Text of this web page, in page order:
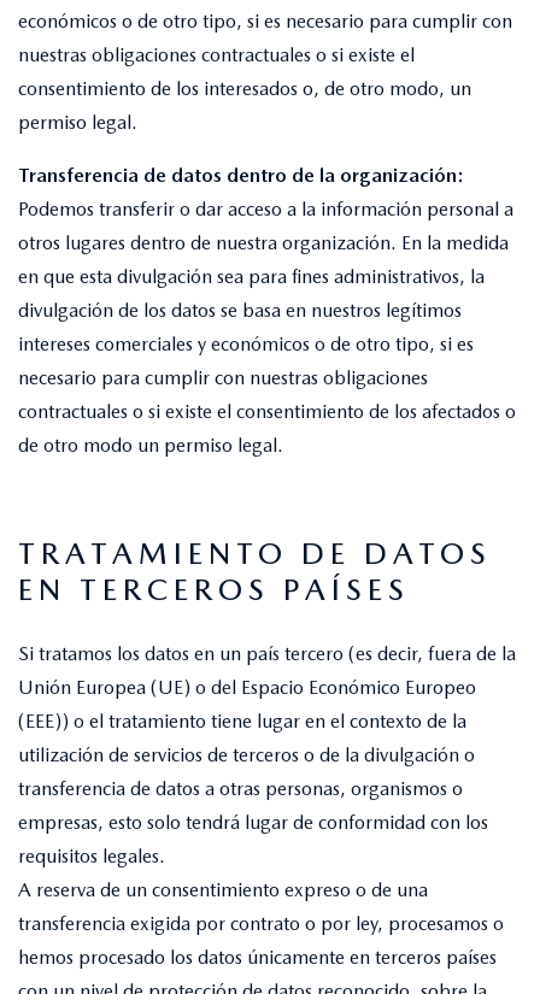
económicos o de otro tipo, si es necesario para cumplir con
nuestras obligaciones contractuales o si existe el
consentimiento de los interesados o, de otro modo, un
permiso legal.
Transferencia de datos dentro de la organización:
Podemos transferir o dar acceso a la información personal a
otros lugares dentro de nuestra organización. En la medida
en que esta divulgación sea para fines administrativos, la
divulgación de los datos se basa en nuestros legítimos
intereses comerciales y económicos o de otro tipo, si es
necesario para cumplir con nuestras obligaciones
contractuales o si existe el consentimiento de los afectados o
de otro modo un permiso legal.
TRATAMIENTO DE DATOS
EN TERCEROS PAÍSES
Si tratamos los datos en un país tercero (es decir, fuera de la
Unión Europea (UE) o del Espacio Económico Europeo
(EEE)) o el tratamiento tiene lugar en el contexto de la
utilización de servicios de terceros o de la divulgación o
transferencia de datos a otras personas, organismos o
empresas, esto solo tendrá lugar de conformidad con los
requisitos legales.
A reserva de un consentimiento expreso o de una
transferencia exigida por contrato o por ley, procesamos o
hemos procesado los datos únicamente en terceros países